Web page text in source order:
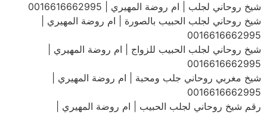
شيخ روحاني لجلب | ام روضة المهيري | 0016616662995
شيخ روحاني لجلب الحبيب بالصورة | ام روضة المهيري |
0016616662995
شيخ روحاني لجلب الحبيب للزواج | ام روضة المهيري |
0016616662995
شيخ مغربي روحاني جلب ومحبة | ام روضة المهيري |
0016616662995
رقم شيخ روحاني لجلب الحبيب | ام روضة المهيري |